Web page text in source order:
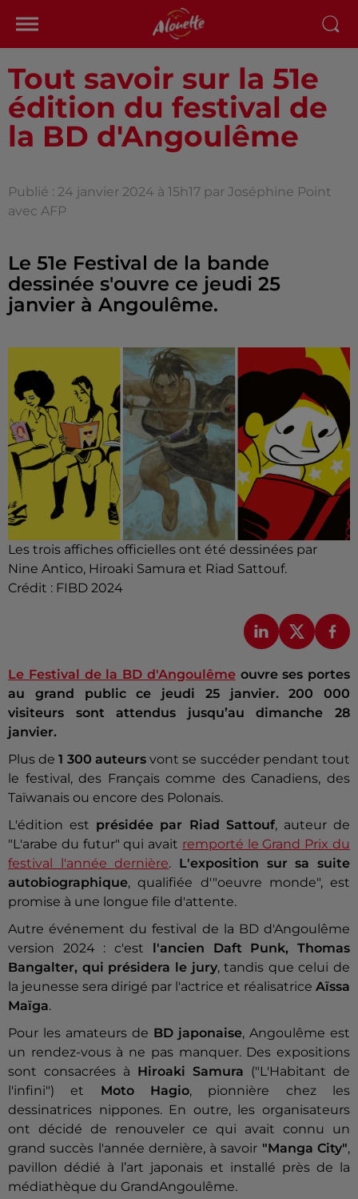
Tout savoir sur la 51e
édition du festival de
la BD d'Angoulême
Publié : 24 janvier 2024 à 15h17 par Joséphine Point
avec AFP
Le 51e Festival de la bande
dessinée s'ouvre ce jeudi 25
janvier à Angoulême.
Les trois affiches officielles ont été dessinées par
Nine Antico, Hiroaki Samura et Riad Sattouf.
Crédit : FIBD 2024
Le Festival de la BD d'Angoulêmeouvre ses portes
au grand public ce jeudi 25 janvier. 200 000
visiteurs sont attendus jusqu’au dimanche 28
janvier.
Plus de1 300 auteursvont se succéder pendant tout
le festival, des Français comme des Canadiens, des
Taïwanais ou encore des Polonais.
L'édition est présidée par Riad Sattouf, auteur de
"L'arabe du futur" qui avait remporté le Grand Prix du
festival l'année dernière. L'exposition sur sa suite
autobiographique, qualifiée d'"oeuvre monde", est
promise à une longue file d'attente.
Autre événement du festival de la BD d'Angoulême
version 2024 : c'est l'ancien Daft Punk, Thomas
Bangalter, qui présidera le jury, tandis que celui de
la jeunesse sera dirigé par l'actrice et réalisatrice Aïssa
Maïga.
Pour les amateurs de BD japonaise, Angoulême est
un rendez-vous à ne pas manquer. Des expositions
sont consacrées à Hiroaki Samura ("L'Habitant de
l'infini") et Moto Hagio, pionnière chez les
dessinatrices nippones. En outre, les organisateurs
ont décidé de renouveler ce qui avait connu un
grand succès l'année dernière, à savoir "Manga City",
pavillon dédié à l’art japonais et installé près de la
médiathèque du GrandAngoulême.